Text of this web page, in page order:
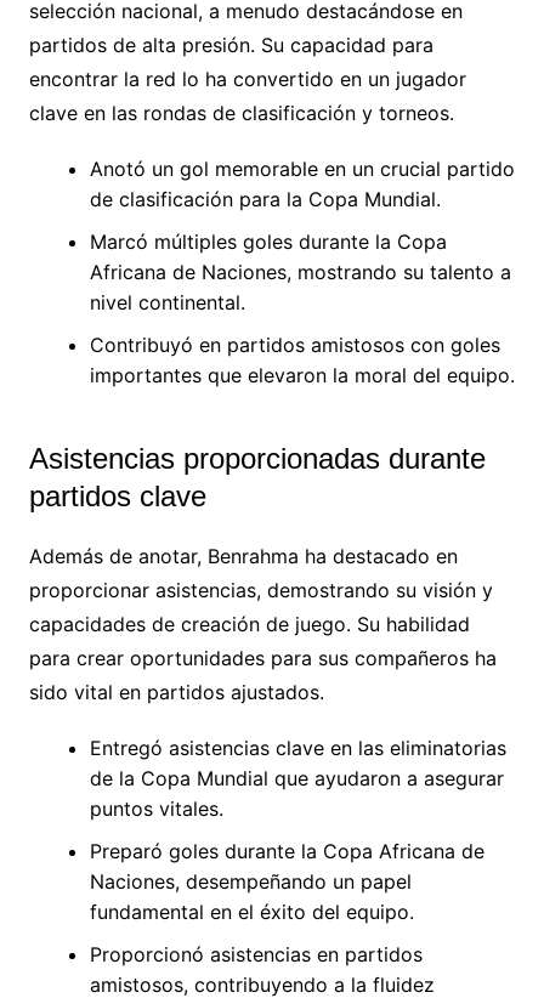
selección nacional, a menudo destacándose en
partidos de alta presión. Su capacidad para
encontrar la red lo ha convertido en un jugador
clave en las rondas de clasificación y torneos.
Anotó un gol memorable en un crucial partido
de clasificación para la Copa Mundial.
Marcó múltiples goles durante la Copa
Africana de Naciones, mostrando su talento a
nivel continental.
Contribuyó en partidos amistosos con goles
importantes que elevaron la moral del equipo.
Asistencias proporcionadas durante
partidos clave
Además de anotar, Benrahma ha destacado en
proporcionar asistencias, demostrando su visión y
capacidades de creación de juego. Su habilidad
para crear oportunidades para sus compañeros ha
sido vital en partidos ajustados.
Entregó asistencias clave en las eliminatorias
de la Copa Mundial que ayudaron a asegurar
puntos vitales.
Preparó goles durante la Copa Africana de
Naciones, desempeñando un papel
fundamental en el éxito del equipo.
Proporcionó asistencias en partidos
amistosos, contribuyendo a la fluidez